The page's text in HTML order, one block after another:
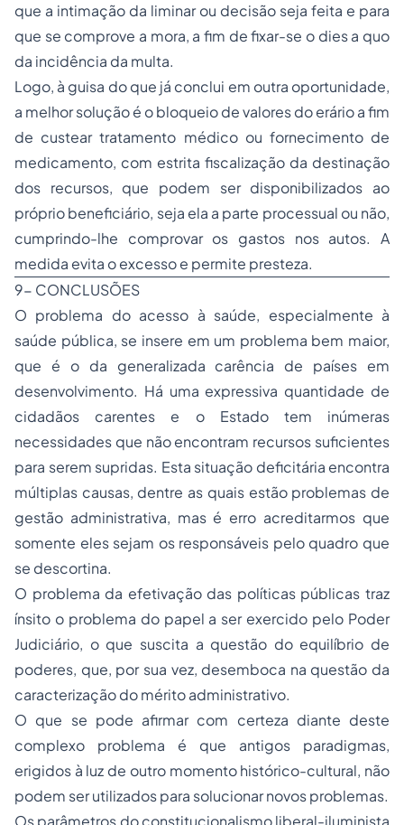
que a intimação da liminar ou decisão seja feita e para
que se comprove a mora, a fim de fixar-se o dies a quo
da incidência da multa.
Logo, à guisa do que já conclui em outra oportunidade,
a melhor solução é o bloqueio de valores do erário a fim
de custear tratamento médico ou fornecimento de
medicamento, com estrita fiscalização da destinação
dos recursos, que podem ser disponibilizados ao
próprio beneficiário, seja ela a parte processual ou não,
cumprindo-lhe comprovar os gastos nos autos. A
medida evita o excesso e permite presteza.
9- CONCLUSÕES
O problema do acesso à saúde, especialmente à
saúde pública, se insere em um problema bem maior,
que é o da generalizada carência de países em
desenvolvimento. Há uma expressiva quantidade de
cidadãos carentes e o Estado tem inúmeras
necessidades que não encontram recursos suficientes
para serem supridas. Esta situação deficitária encontra
múltiplas causas, dentre as quais estão problemas de
gestão administrativa, mas é erro acreditarmos que
somente eles sejam os responsáveis pelo quadro que
se descortina.
O problema da efetivação das políticas públicas traz
ínsito o problema do papel a ser exercido pelo Poder
Judiciário, o que suscita a questão do equilíbrio de
poderes, que, por sua vez, desemboca na questão da
caracterização do mérito administrativo.
O que se pode afirmar com certeza diante deste
complexo problema é que antigos paradigmas,
erigidos à luz de outro momento histórico-cultural, não
podem ser utilizados para solucionar novos problemas.
Os parâmetros do constitucionalismo liberal-iluminista